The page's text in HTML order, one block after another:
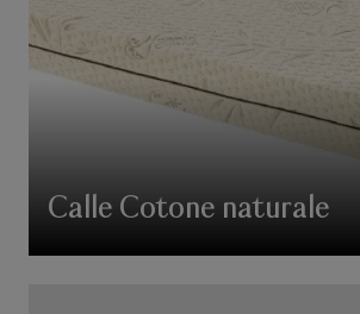
Calle Cotone naturale